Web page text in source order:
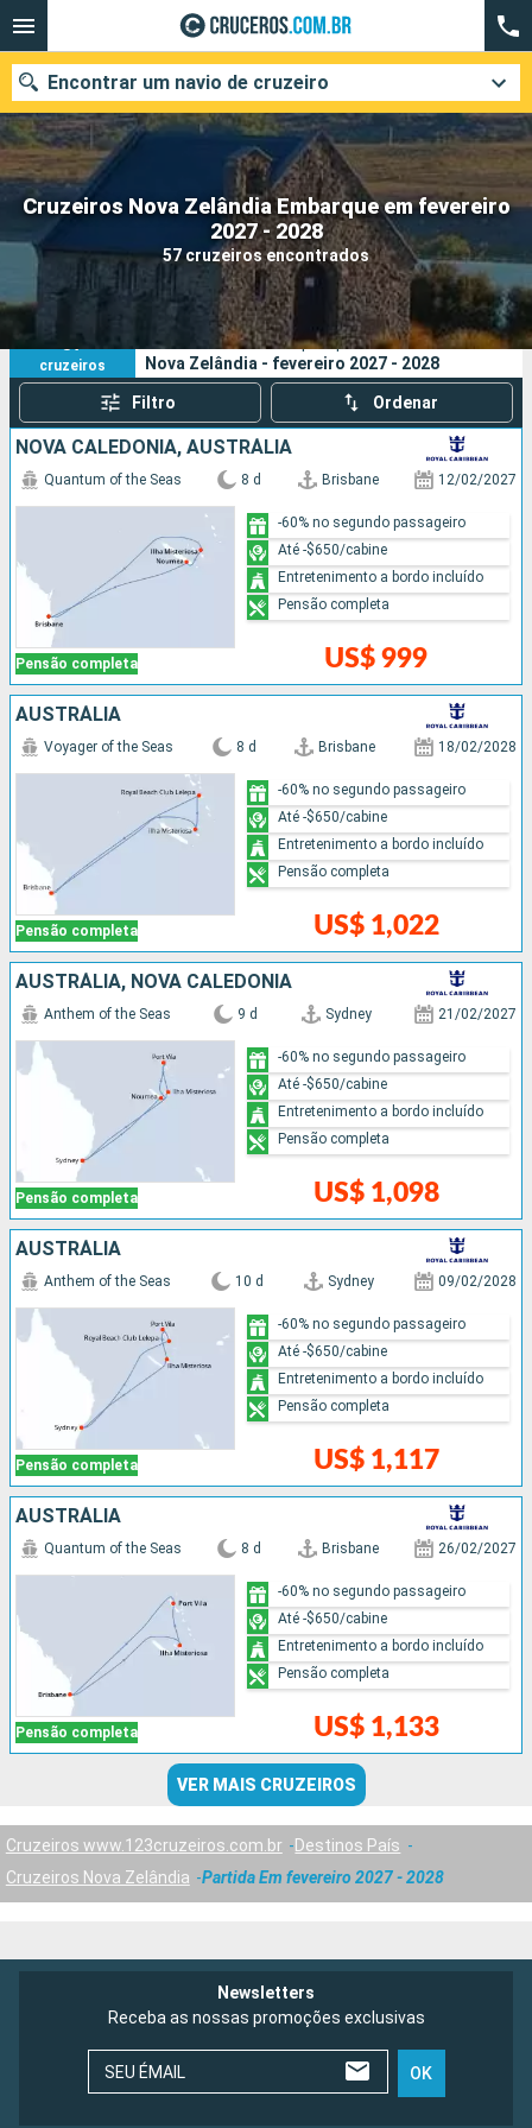
Cruzeiros Nova Zelândia Embarque em fevereiro
2027 - 2028
57 cruzeiros encontrados
Encontrar um navio de cruzeiro
Quando ir?
Data de partida
Cidades Companhias
Pesquisar
57
cruzeiros
Os seus critérios de pesquisa:
Nova Zelândia - fevereiro 2027 - 2028
Filtro Ordenar
NOVA CALEDÔNIA, AUSTRÁLIA
Pensão completa
Quantum of the Seas 8 d Brisbane 12/02/2027
US$ 999
-60% no segundo passageiro
Até -$650/cabine
Entretenimento a bordo incluído
Pensão completa
AUSTRÁLIA
Pensão completa
Voyager of the Seas 8 d Brisbane 18/02/2028
US$ 1,022
-60% no segundo passageiro
Até -$650/cabine
Entretenimento a bordo incluído
Pensão completa
AUSTRÁLIA, NOVA CALEDÔNIA
Pensão completa
Anthem of the Seas 9 d Sydney 21/02/2027
US$ 1,098
-60% no segundo passageiro
Até -$650/cabine
Entretenimento a bordo incluído
Pensão completa
AUSTRÁLIA
Pensão completa
Anthem of the Seas 10 d Sydney 09/02/2028
US$ 1,117
-60% no segundo passageiro
Até -$650/cabine
Entretenimento a bordo incluído
Pensão completa
AUSTRÁLIA
Pensão completa
Quantum of the Seas 8 d Brisbane 26/02/2027
US$ 1,133
-60% no segundo passageiro
Até -$650/cabine
Entretenimento a bordo incluído
Pensão completa
VER MAIS CRUZEIROS
Cruzeiros www.123cruzeiros.com.br
Destinos País
Cruzeiros Nova Zelândia
Partida Em fevereiro 2027 - 2028
Newsletters
Receba as nossas promoções exclusivas
SEU ÉMAIL OK